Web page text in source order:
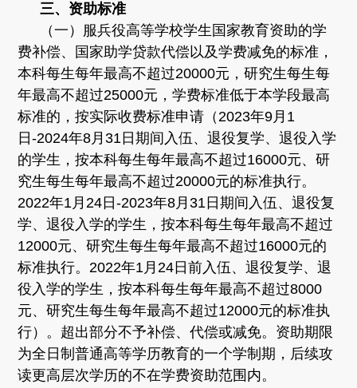
三、资助标准
（一）服兵役高等学校学生国家教育资助的学
费补偿、国家助学贷款代偿以及学费减免的标准，
本科每生每年最高不超过20000元，研究生每生每
年最高不超过25000元，学费标准低于本学段最高
标准的，按实际收费标准申请（2023年9月1
日-2024年8月31日期间入伍、退役复学、退役入学
的学生，按本科每生每年最高不超过16000元、研
究生每生每年最高不超过20000元的标准执行。
2022年1月24日-2023年8月31日期间入伍、退役复
学、退役入学的学生，按本科每生每年最高不超过
12000元、研究生每生每年最高不超过16000元的
标准执行。2022年1月24日前入伍、退役复学、退
役入学的学生，按本科每生每年最高不超过8000
元、研究生每生每年最高不超过12000元的标准执
行）。超出部分不予补偿、代偿或减免。资助期限
为全日制普通高等学历教育的一个学制期，后续攻
读更高层次学历的不在学费资助范围内。